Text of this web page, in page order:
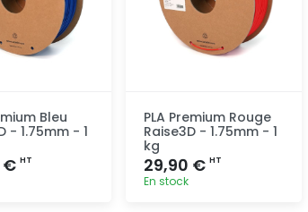
Bleu
- 1.75mm - 1
€ HT
PLA Premium Rouge
Raise3D - 1.75mm - 1
kg
29,90 €HT
En stock